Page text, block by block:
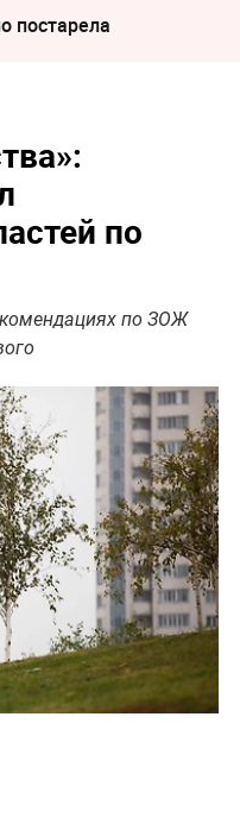
постарела
по
по ЗОЖ